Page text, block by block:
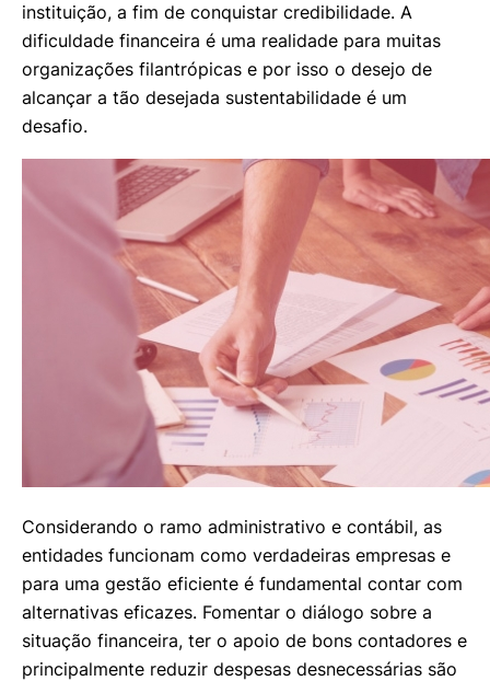
instituição, a fim de conquistar credibilidade. A
dificuldade financeira é uma realidade para muitas
organizações filantrópicas e por isso o desejo de
alcançar a tão desejada sustentabilidade é um
desafio.
Considerando o ramo administrativo e contábil, as
entidades funcionam como verdadeiras empresas e
para uma gestão eficiente é fundamental contar com
alternativas eficazes. Fomentar o diálogo sobre a
situação financeira, ter o apoio de bons contadores e
principalmente reduzir despesas desnecessárias são